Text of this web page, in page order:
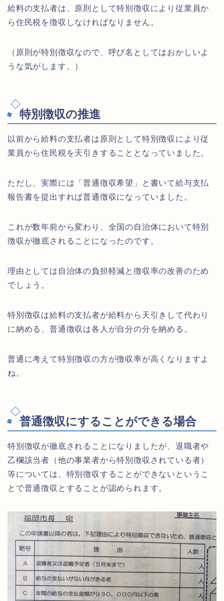
給料の支払者は、原則として特別徴収により従業員か
ら住民税を徴収しなければなりません。
（原則が特別徴収なので、呼び名としてはおかしいよ
うな気がします。）
特別徴収の推進
以前から給料の支払者は原則として特別徴収により従
業員から住民税を天引きすることとなっていました。
ただし、実際には「普通徴収希望」と書いて給与支払
報告書を提出すれば普通徴収になっていました。
これが数年前から変わり、全国の自治体において特別
徴収が徹底されることになったのです。
理由としては自治体の負担軽減と徴収率の改善のため
でしょう。
特別徴収は給料の支払者が給料から天引きして代わり
に納める、普通徴収は各人が自分の分を納める。
普通に考えて特別徴収の方が徴収率が高くなりますよ
ね。
普通徴収にすることができる場合
特別徴収が徹底されることになりましたが、退職者や
乙欄該当者（他の事業者から特別徴収されている者）
等については、特別徴収することができないというこ
とで普通徴収とすることが認められます。